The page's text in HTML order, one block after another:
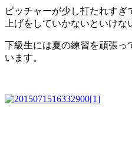
ピッチャーが少し打たれす
上げをしていかないといけな
下級生には夏の練習を頑張っ
います。